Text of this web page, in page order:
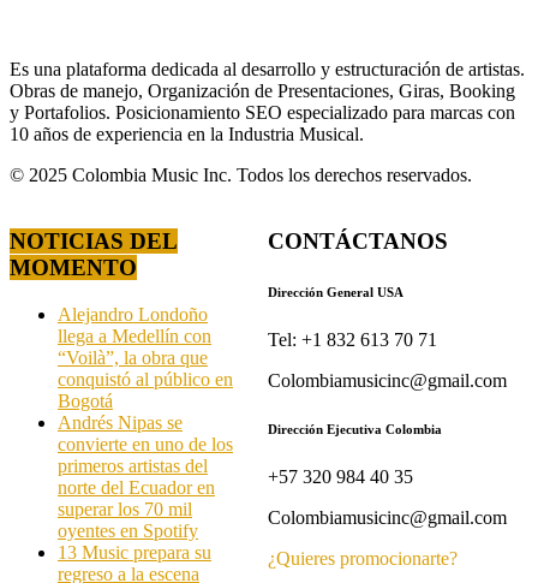
Es una plataforma dedicada al desarrollo y estructuración de artistas.
Obras de manejo, Organización de Presentaciones, Giras, Booking
y Portafolios. Posicionamiento SEO especializado para marcas con
10 años de experiencia en la Industria Musical.
© 2025 Colombia Music Inc. Todos los derechos reservados.
NOTICIAS DEL
MOMENTO
Alejandro Londoño
llega a Medellín con
“Voilà”, la obra que
conquistó al público en
Bogotá
Andrés Nipas se
convierte en uno de los
primeros artistas del
norte del Ecuador en
superar los 70 mil
oyentes en Spotify
13 Music prepara su
regreso a la escena
CONTÁCTANOS
Dirección General USA
Tel: +1 832 613 70 71
Colombiamusicinc@gmail.com
Dirección Ejecutiva Colombia
+57 320 984 40 35
Colombiamusicinc@gmail.com
¿Quieres promocionarte?